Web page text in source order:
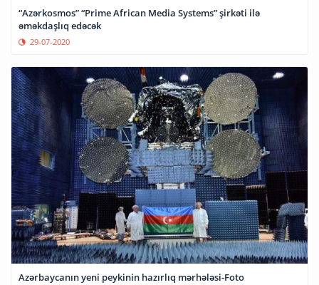
“Azərkosmos” “Prime African Media Systems” şirkəti ilə
əməkdaşlıq edəcək
29-07-2020
Azərbaycanın yeni peykinin hazırlıq mərhələsi-Foto